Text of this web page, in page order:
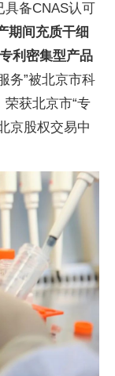
备CNAS认可
期间充质干细
利密集型产品
务”被北京市科
获北京市“专
京股权交易中